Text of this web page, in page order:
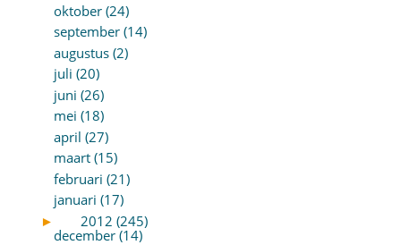
oktober (24)
september (14)
augustus (2)
juli (20)
juni (26)
mei (18)
april (27)
maart (15)
februari (21)
januari (17)
►
2012 (245)
december (14)